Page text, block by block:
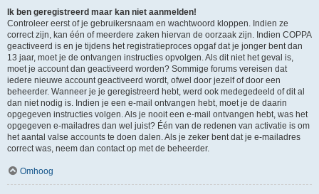
Ik ben geregistreerd maar kan niet aanmelden!
Controleer eerst of je gebruikersnaam en wachtwoord kloppen. Indien ze
correct zijn, kan één of meerdere zaken hiervan de oorzaak zijn. Indien COPPA
geactiveerd is en je tijdens het registratieproces opgaf dat je jonger bent dan
13 jaar, moet je de ontvangen instructies opvolgen. Als dit niet het geval is,
moet je account dan geactiveerd worden? Sommige forums vereisen dat
iedere nieuwe account geactiveerd wordt, ofwel door jezelf of door een
beheerder. Wanneer je je geregistreerd hebt, werd ook medegedeeld of dit al
dan niet nodig is. Indien je een e-mail ontvangen hebt, moet je de daarin
opgegeven instructies volgen. Als je nooit een e-mail ontvangen hebt, was het
opgegeven e-mailadres dan wel juist? Één van de redenen van activatie is om
het aantal valse accounts te doen dalen. Als je zeker bent dat je e-mailadres
correct was, neem dan contact op met de beheerder.
Omhoog